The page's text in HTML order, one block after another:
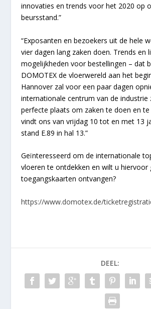
innovaties en trends voor het 2020 op
beursstand.”
“Exposanten en bezoekers uit de hele
vier dagen lang zaken doen. Trends en
mogelijkheden voor bestellingen – dat
DOMOTEX de vloerwereld aan het
Hannover zal voor een paar dagen
internationale centrum van de industrie
perfecte plaats om zaken te doen en
vindt ons van vrijdag 10 tot en met 13
stand E.89 in hal 13.”
Geïnteresseerd om de internationale
vloeren te ontdekken en wilt u hiervoor
toegangskaarten ontvangen?
https://www.domotex.de/
DEEL: